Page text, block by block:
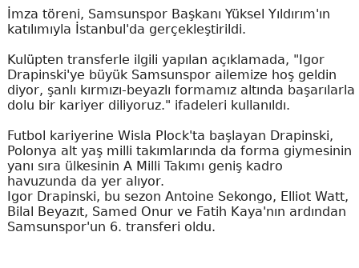
İmza töreni, Samsunspor Başkanı Yüksel Yıldırım'ın
katılımıyla İstanbul'da gerçekleştirildi.
Kulüpten transferle ilgili yapılan açıklamada, "Igor
Drapinski'ye büyük Samsunspor ailemize hoş geldin
diyor, şanlı kırmızı-beyazlı formamız altında başarılarla
dolu bir kariyer diliyoruz." ifadeleri kullanıldı.
Futbol kariyerine Wisla Plock'ta başlayan Drapinski,
Polonya alt yaş milli takımlarında da forma giymesinin
yanı sıra ülkesinin A Milli Takımı geniş kadro
havuzunda da yer alıyor.
Igor Drapinski, bu sezon Antoine Sekongo, Elliot Watt,
Bilal Beyazıt, Samed Onur ve Fatih Kaya'nın ardından
Samsunspor'un 6. transferi oldu.